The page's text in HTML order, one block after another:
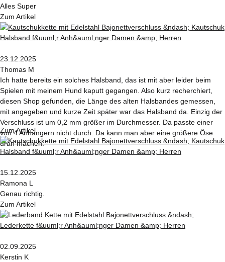
Alles Super
Zum Artikel
23.12.2025
Thomas M
Ich hatte bereits ein solches Halsband, das ist mit aber leider beim
Spielen mit meinem Hund kaputt gegangen. Also kurz recherchiert,
diesen Shop gefunden, die Länge des alten Halsbandes gemessen,
mit angegeben und kurze Zeit später war das Halsband da. Einzig der
Verschluss ist um 0,2 mm größer im Durchmesser. Da passte einer
von 4 Anhängern nicht durch. Da kann man aber eine größere Öse
dran machen.
Zum Artikel
15.12.2025
Ramona L
Genau richtig.
Zum Artikel
02.09.2025
Kerstin K